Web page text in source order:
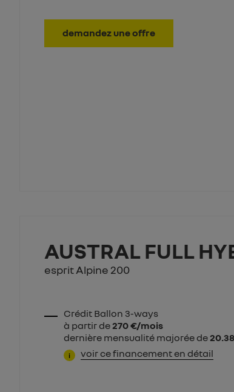
demandez une offre
AUSTRAL FULL
esprit Alpine 200
Crédit Ballon 3-ways
à partir de270 €/mois
dernière mensualité majorée de
i voir ce financement en détail